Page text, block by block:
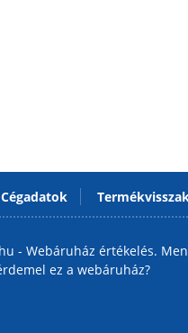
Cégadatok